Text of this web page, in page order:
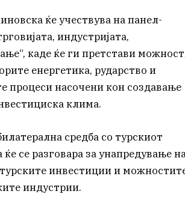
ќе учествува на панел-
индустријата,
каде ќе ги претстави
енергетика, рударство и
процеси насочени кон создавање
клима.
средба со турскиот
се разговара за унапредување
инвестиции и
индустрии.